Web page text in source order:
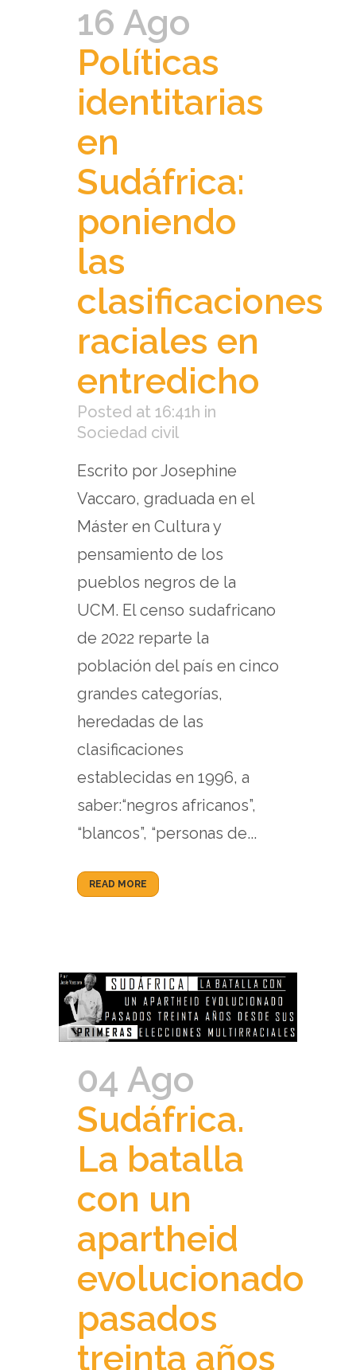
16 Ago
Políticas
identitarias
en
Sudáfrica:
poniendo
las
clasificaciones
raciales en
entredicho
Posted at 16:41h in
Sociedad civil
Escrito por Josephine
Vaccaro, graduada en el
Máster en Cultura y
pensamiento de los
pueblos negros de la
UCM. El censo sudafricano
de 2022 reparte la
población del país en cinco
grandes categorías,
heredadas de las
clasificaciones
establecidas en 1996, a
saber:“negros africanos”,
“blancos”, “personas de...
READ MORE
04 Ago
Sudáfrica.
La batalla
con un
apartheid
evolucionado
pasados
treinta años